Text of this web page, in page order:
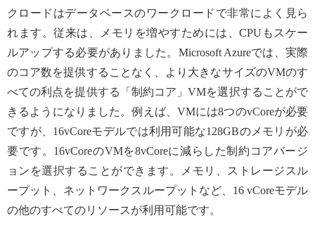
クロードはデータベースのワークロードで非常によく見ら
れます。従来は、メモリを増やすためには、CPUもスケー
ルアップする必要がありました。Microsoft Azureでは、実際
のコア数を提供することなく、より大きなサイズのVMのす
べての利点を提供する「制約コア」VMを選択することがで
きるようになりました。例えば、VMには8つのvCoreが必要
ですが、16vCoreモデルでは利用可能な128GBのメモリが必
要です。16vCoreのVMを8vCoreに減らした制約コアバージ
ョンを選択することができます。メモリ、ストレージスル
ープット、ネットワークスループットなど、16 vCoreモデル
の他のすべてのリソースが利用可能です。